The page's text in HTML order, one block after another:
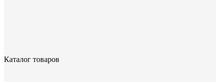
Каталог товаров